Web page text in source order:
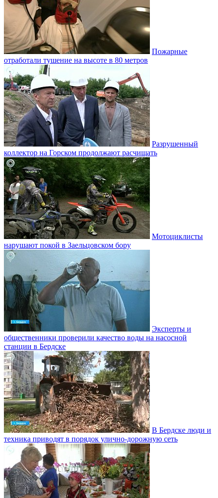
Пожарные
отработали тушение на высоте в 80 метров
Разрушенный
коллектор на Горском продолжают расчищать
Мотоциклисты
нарушают покой в Заельцовском бору
Эксперты и
общественники проверили качество воды на насосной
станции в Бердске
В Бердске люди и
техника приводят в порядок улично‑дорожную сеть